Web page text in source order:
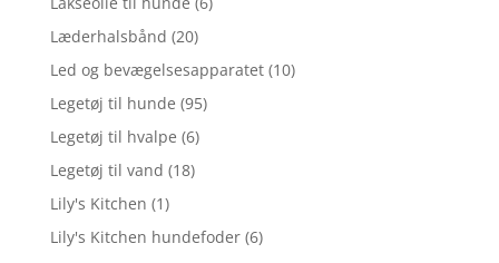
Læderhalsbånd (20)
Led og bevægelsesapparatet (10)
Legetøj til hunde (95)
Legetøj til hvalpe (6)
Legetøj til vand (18)
Lily's Kitchen (1)
Lily's Kitchen hundefoder (6)